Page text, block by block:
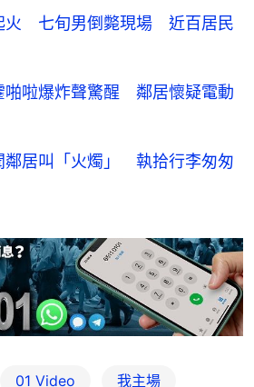
火 七旬男倒斃現場 近百居民
啪啦爆炸聲驚醒 鄰居懷疑電動
鄰居叫「火燭」 執拾行李匆匆
01 Video 我主場